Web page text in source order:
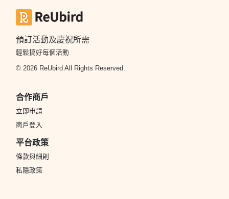
預訂活動及慶祝所需
輕鬆搞好每個活動
© 2026 ReUbird All Rights Reserved.
合作商戶
立即申請
商戶登入
平台政策
條款與細則
私隱政策